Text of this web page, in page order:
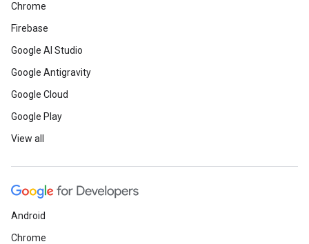
Chrome
Firebase
Google AI Studio
Google Antigravity
Google Cloud
Google Play
View all
Android
Chrome